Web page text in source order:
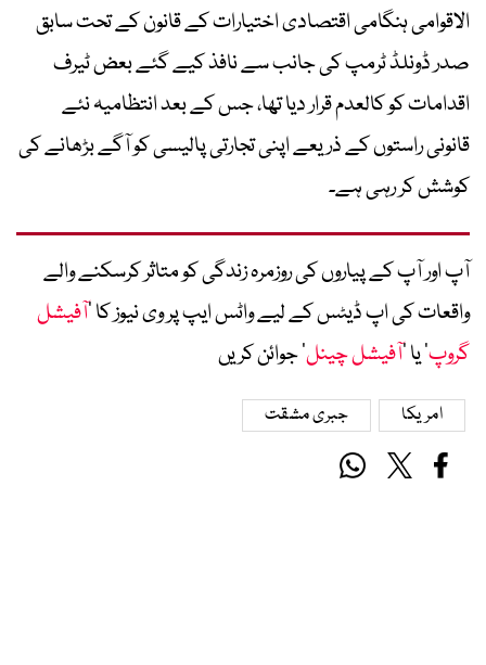
الاقوامی ہنگامی اقتصادی اختیارات کے قانون کے تحت سابق
صدر ڈونلڈ ٹرمپ کی جانب سے نافذ کیے گئے بعض ٹیرف
اقدامات کو کالعدم قرار دیا تھا، جس کے بعد انتظامیہ نئے
قانونی راستوں کے ذریعے اپنی تجارتی پالیسی کو آگے بڑھانے کی
کوشش کر رہی ہے۔
آپ اور آپ کے پیاروں کی روزمرہ زندگی کو متاثر کرسکنے والے
واقعات کی اپ ڈیٹس کے لیے واٹس ایپ پر وی نیوز کا ’آفیشل
گروپ‘ یا ’آفیشل چینل‘ جوائن کریں
امریکا جبری مشقت